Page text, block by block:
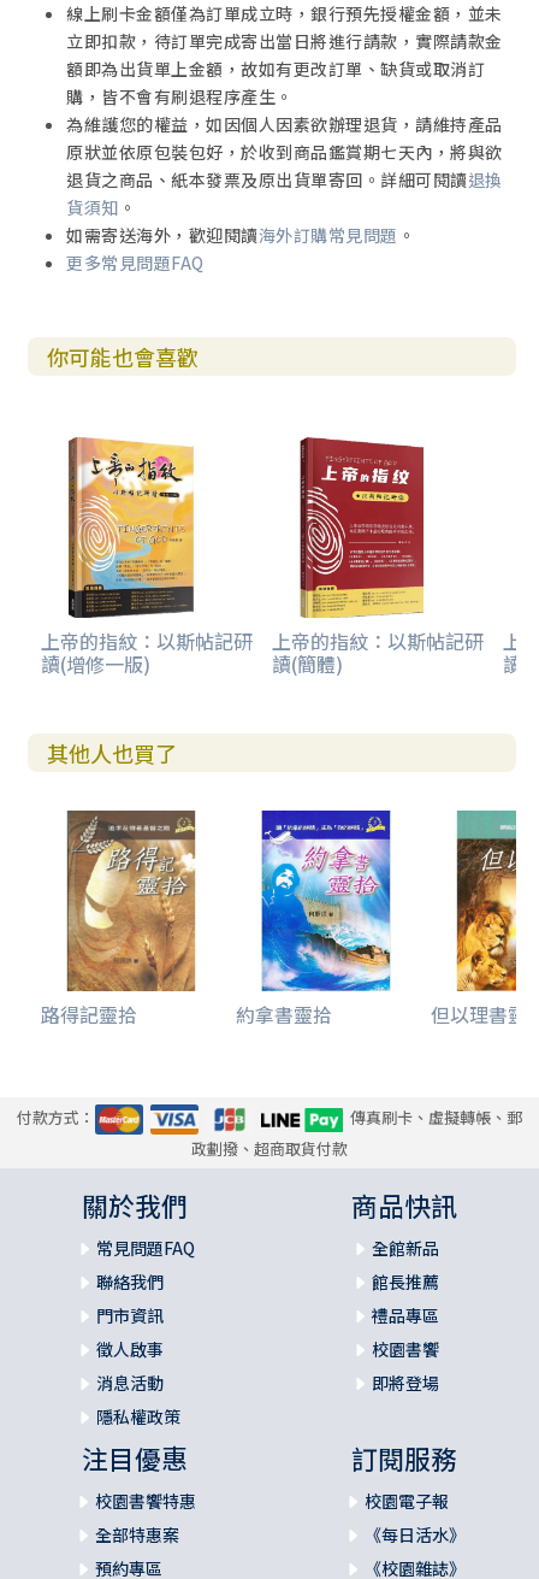
線上刷卡金額僅為訂單成立時，銀行預先授權金額，並未
立即扣款，待訂單完成寄出當日將進行請款，實際請款金
額即為出貨單上金額，故如有更改訂單、缺貨或取消訂
購，皆不會有刷退程序產生。
為維護您的權益，如因個人因素欲辦理退貨，請維持產品
原狀並依原包裝包好，於收到商品鑑賞期七天內，將與欲
退貨之商品、紙本發票及原出貨單寄回。詳細可閱讀退換
貨須知 。
如需寄送海外，歡迎閱讀海外訂購常見問題 。
更多常見問題FAQ
你可能也會喜歡
上帝的指紋：以斯帖記研
讀(增修一版)
上帝的指紋：以斯帖記研
讀(簡體)
上
讀(
其他人也買了
路得記靈拾 約拿書靈拾 但以理書靈
付款方式：
傳真刷卡、虛擬轉帳、郵
政劃撥、超商取貨付款
關於我們
常見問題FAQ
聯絡我們
門市資訊
徵人啟事
消息活動
隱私權政策
商品快訊
全館新品
館長推薦
禮品專區
校園書饗
即將登場
注目優惠
校園書饗特惠
全部特惠案
預約專區
訂閱服務
校園電子報
《每日活水》
《校園雜誌》